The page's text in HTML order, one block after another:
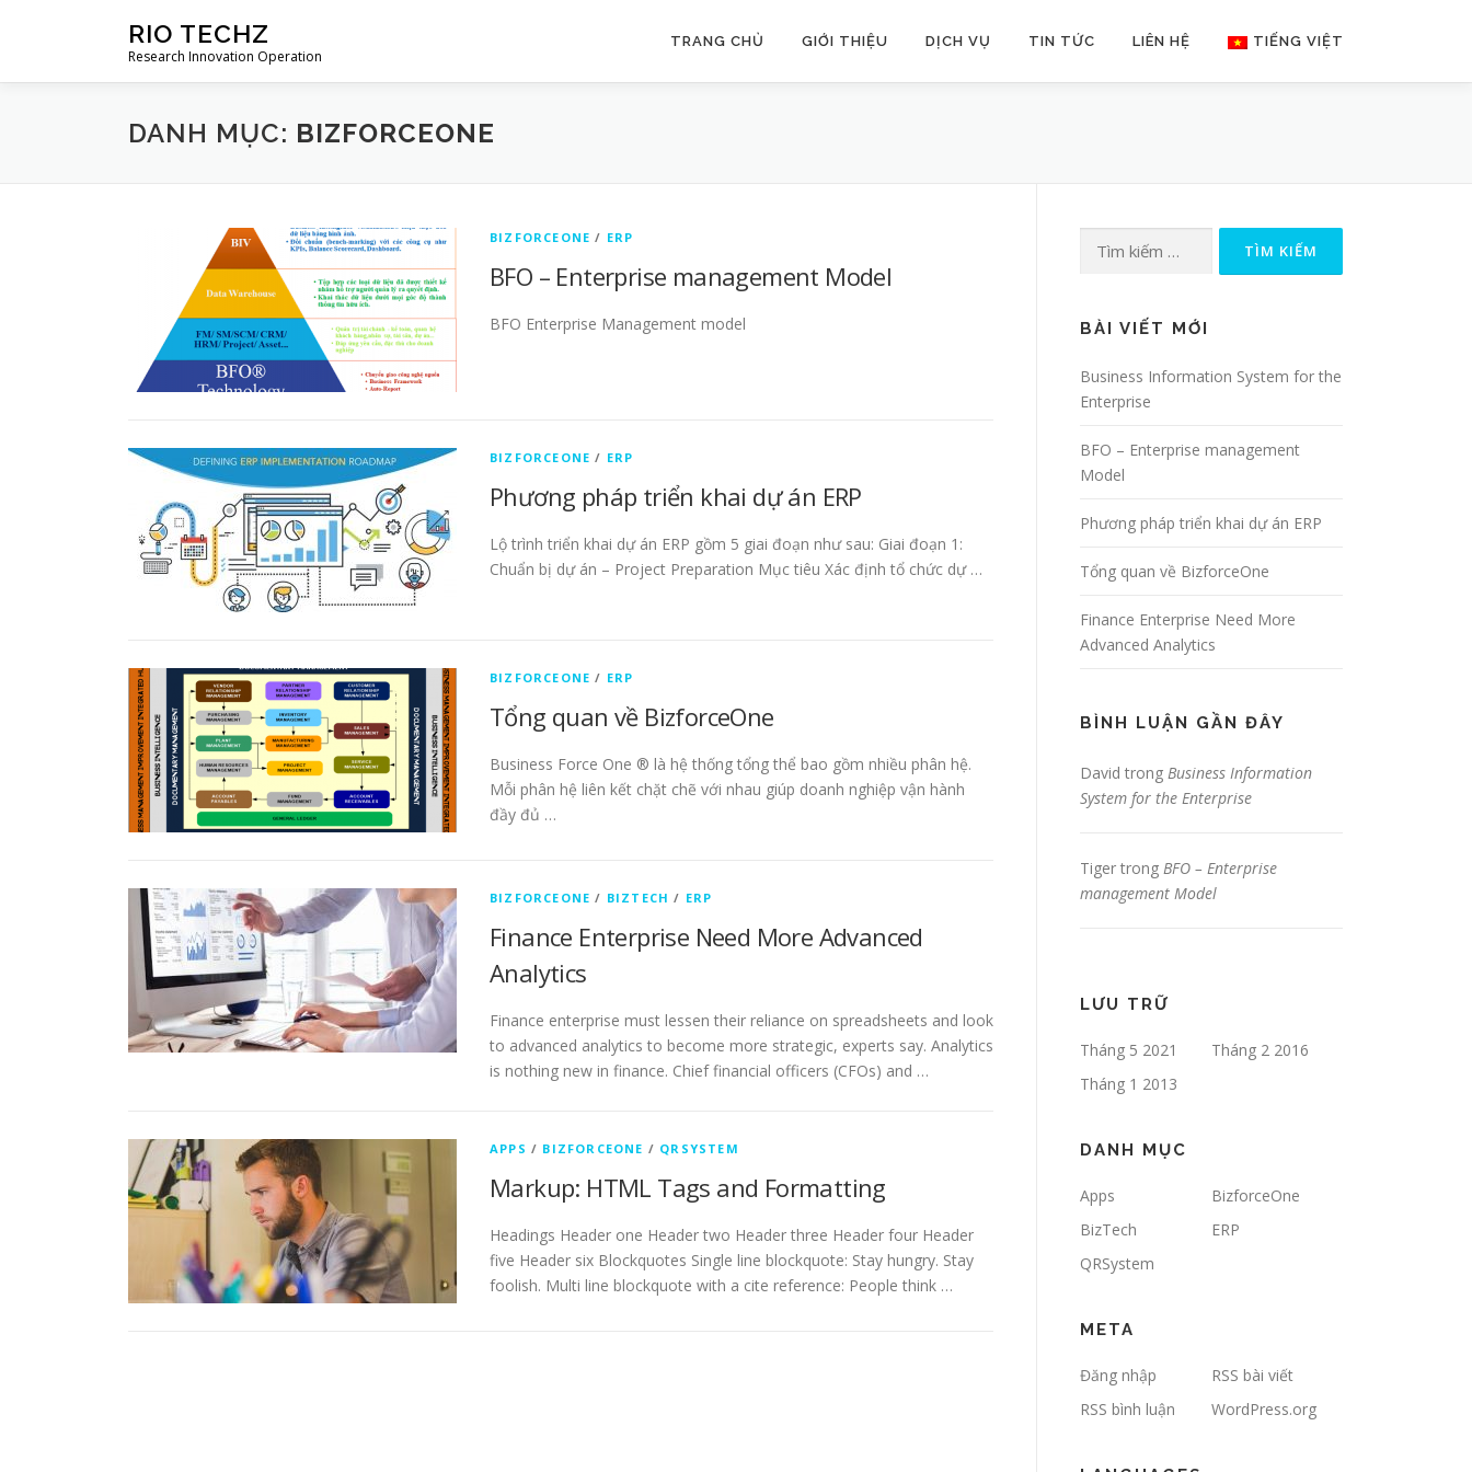
RIO TECHZ
Research Innovation Operation
TRANG CHỦ GIỚI THIỆU DỊCH VỤ TIN TỨC LIÊN HỆ TIẾNG VIỆT
DANH MỤC: BIZFORCEONE
BIZFORCEONE / ERP
BFO – Enterprise management Model
BFO Enterprise Management model
BIZFORCEONE / ERP
Phương pháp triển khai dự án ERP
Lộ trình triển khai dự án ERP gồm 5 giai đoạn như sau: Giai đoạn 1:
Chuẩn bị dự án – Project Preparation Mục tiêu Xác định tổ chức dự …
BIZFORCEONE / ERP
Tổng quan về BizforceOne
Business Force One ® là hệ thống tổng thể bao gồm nhiều phân hệ.
Mỗi phân hệ liên kết chặt chẽ với nhau giúp doanh nghiệp vận hành
đầy đủ …
BIZFORCEONE / BIZTECH / ERP
Finance Enterprise Need More Advanced
Analytics
Finance enterprise must lessen their reliance on spreadsheets and look
to advanced analytics to become more strategic, experts say. Analytics
is nothing new in finance. Chief financial officers (CFOs) and …
APPS / BIZFORCEONE / QRSYSTEM
Markup: HTML Tags and Formatting
Headings Header one Header two Header three Header four Header
five Header six Blockquotes Single line blockquote: Stay hungry. Stay
foolish. Multi line blockquote with a cite reference: People think …
kiếm
BÀI VIẾT MỚI
Business Information System for the
Enterprise
BFO – Enterprise management
Model
Phương pháp triển khai dự án ERP
Tổng quan về BizforceOne
Finance Enterprise Need More
Advanced Analytics
BÌNH LUẬN GẦN ĐÂY
David trong Business Information
System for the Enterprise
Tiger trong BFO – Enterprise
management Model
LƯU TRỮ
Tháng 5 2021
Tháng 2 2016
Tháng 1 2013
DANH MỤC
Apps
BizforceOne
BizTech
ERP
QRSystem
META
Đăng nhập
RSS bài viết
RSS bình luận
WordPress.org